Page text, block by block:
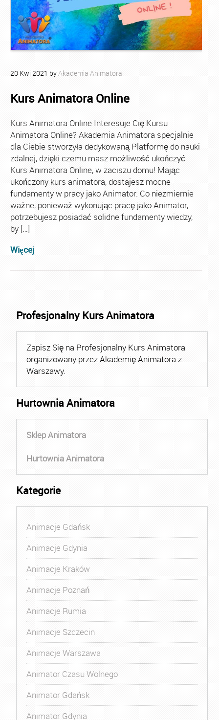
20 Kwi 2021 byAkademia Animatora
Kurs Animatora Online
Kurs Animatora Online Interesuje Cię Kursu
Animatora Online? Akademia Animatora specjalnie
dla Ciebie stworzyła dedykowaną Platformę do nauki
zdalnej, dzięki czemu masz możliwość ukończyć
Kurs Animatora Online, w zaciszu domu! Mając
ukończony kurs animatora, dostajesz mocne
fundamenty w pracy jako Animator. Co niezmiernie
ważne, ponieważ wykonując pracę jako Animator,
potrzebujesz posiadać solidne fundamenty wiedzy,
by […]
Więcej
Profesjonalny Kurs Animatora
Zapisz Się na Profesjonalny Kurs Animatora
organizowany przez Akademię Animatora z
Warszawy.
Hurtownia Animatora
Sklep Animatora
Hurtownia Animatora
Kategorie
Animacje Gdańsk
Animacje Gdynia
Animacje Kraków
Animacje Poznań
Animacje Rumia
Animacje Szczecin
Animacje Warszawa
Animator Czasu Wolnego
Animator Gdańsk
Animator Gdynia